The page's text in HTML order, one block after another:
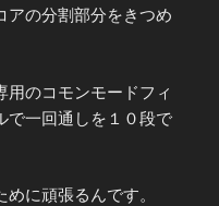
アの分割部分をきつめ
用のコモンモードフィ
で一回通しを１０段で
に頑張るんです。